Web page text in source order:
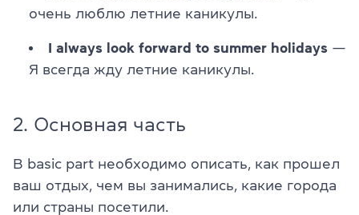
очень люблю летние каникулы.
I always look forward to summer holidays —
Я всегда жду летние каникулы.
2. Основная часть
В basic part необходимо описать, как прошел
ваш отдых, чем вы занимались, какие города
или страны посетили.